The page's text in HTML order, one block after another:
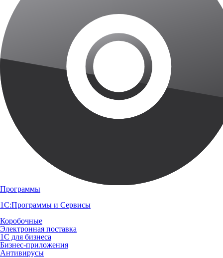
Программы
1С:Программы и Сервисы
Коробочные
Электронная поставка
1С для бизнеса
Бизнес-приложения
Антивирусы